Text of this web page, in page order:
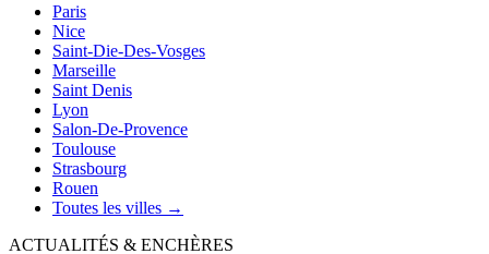
Paris
Nice
Saint-Die-Des-Vosges
Marseille
Saint Denis
Lyon
Salon-De-Provence
Toulouse
Strasbourg
Rouen
Toutes les villes →
ACTUALITÉS & ENCHÈRES